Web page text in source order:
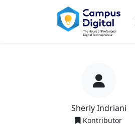
Sherly Indriani
Kontributor